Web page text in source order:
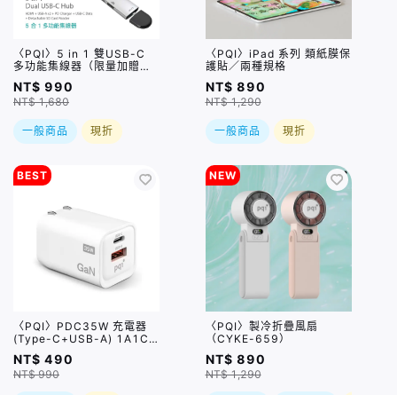
〈PQI〉5 in 1 雙USB-C
多功能集線器（限量加贈｜
U988 class 10 Micro SD
記憶卡 64GB，附 SD 轉
卡）
NT$ 990
NT$ 1,680
一般商品 現折
〈PQI〉iPad 系列 類紙膜保
護貼／兩種規格
NT$ 890
NT$ 1,290
一般商品 現折
BEST
〈PQI〉PDC35W 充電器
(Type-C+USB-A) 1A1C
雙孔
NT$ 490
NT$ 990
NEW
〈PQI〉製冷折疊風扇
（CYKE-659）
NT$ 890
NT$ 1,290